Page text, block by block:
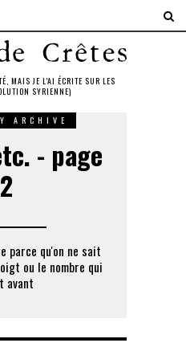
MAIS JE L'AI ÉCRITE SUR LES
SYRIENNE)
ARCHIVE
- page
2
parce qu'on ne sait
ou le nombre qui
avant